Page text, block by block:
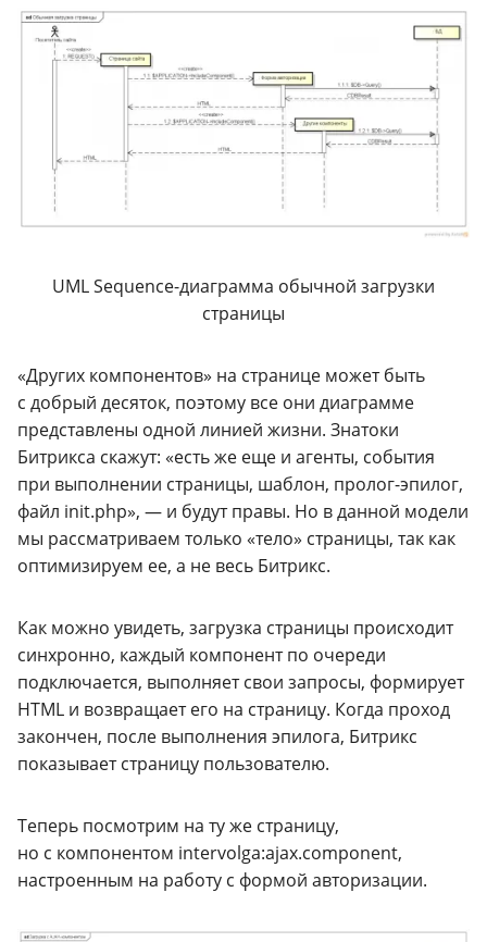
UMLSequence-диаграмма обычной загрузки
страницы
«Других компонентов» на странице может быть
с добрый десяток, поэтому все они диаграмме
представлены одной линией жизни. Знатоки
Битрикса скажут: «есть же еще и агенты, события
при выполнении страницы, шаблон, пролог-эпилог,
файл init.php», — и будут правы. Но в данной модели
мы рассматриваем только «тело» страницы, так как
оптимизируем ее, а не весь Битрикс.
Как можно увидеть, загрузка страницы происходит
синхронно, каждый компонент по очереди
подключается, выполняет свои запросы, формирует
HTML и возвращает его на страницу. Когда проход
закончен, после выполнения эпилога, Битрикс
показывает страницу пользователю.
Теперь посмотрим на ту же страницу,
но с компонентом intervolga:ajax.component,
настроенным на работу с формой авторизации.